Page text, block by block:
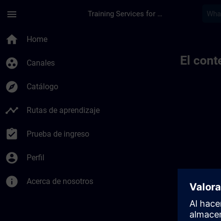
menu Training Services for Digital Industries
home Home
group_work Canales
explore Catálogo
timeline Rutas de aprendizaje
assignment_turned_in Prueba de ingreso
account_circle Perfil
info Acerca de nosotros
El